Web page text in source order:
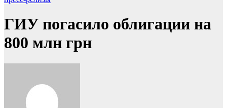
ГИУ погасило облигации на
800 млн грн